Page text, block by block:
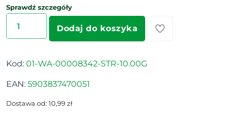
Sprawdź szczegóły
Dodaj do koszyka
Kod: 01-WA-00008342-STR-10.00G
EAN: 5903837470051
Dostawa od: 10,99 zł